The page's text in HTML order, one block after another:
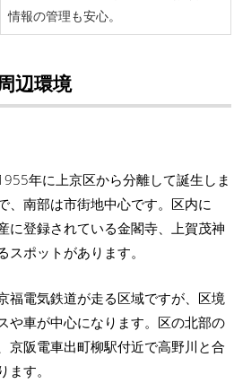
辺環境
年に上京区から分離して誕生しま
、南部は市街地中心です。区内に
に登録されている金閣寺、上賀茂神
ポットがあります。
福電気鉄道が走る区域ですが、区境
や車が中心になります。区の北部の
京阪電車出町柳駅付近で高野川と合
す。